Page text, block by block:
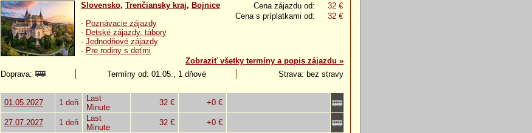
Cena zájazdu od:
32 €
Cena s príplatkami od:
32 €
Slovensko, Trenčiansky kraj, Bojnice
- Poznávacie zájazdy
- Detské zájazdy, tábory
- Jednodňové zájazdy
- Pre rodiny s deťmi
Zobraziť všetky termíny a popis zájazdu »
Doprava:
Termíny od: 01.05., 1 dňové Strava: bez stravy
01.05.2027 1 deň
Last
Minute
32 € +0 €
27.07.2027 1 deň
Last
Minute
32 € +0 €